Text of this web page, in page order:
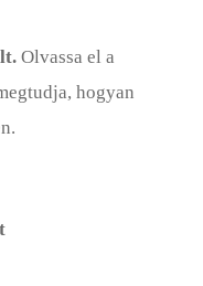
Olvassa el a
hogyan